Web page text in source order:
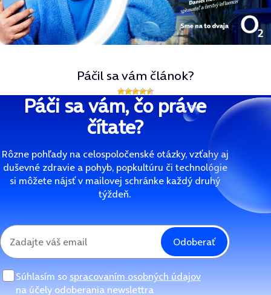
Páčil sa vám článok?
Páči sa vám, čo práve
čítate?
Rôzne pohľady na celospoločenské otázky, vzťahy aj
duševné zdravie a pohyb, popkultúru či technológie
si môžete nájsť v mailovej schránke každý druhý
týždeň.
Odoberať
Súhlasím so spracovaním osobných údajov
na účely odoberania newslettra